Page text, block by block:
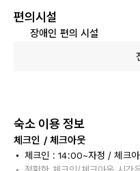
편의시설
장애인 편의 시설
숙소 이용 정보
체크인 / 체크아웃
체크인 : 14:00~자정 / 체크